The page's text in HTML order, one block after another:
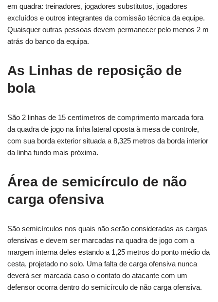
em quadra: treinadores, jogadores substitutos, jogadores
excluídos e outros integrantes da comissão técnica da equipe.
Quaisquer outras pessoas devem permanecer pelo menos 2 m
atrás do banco da equipa.
As Linhas de reposição de
bola
São 2 linhas de 15 centímetros de comprimento marcada fora
da quadra de jogo na linha lateral oposta à mesa de controle,
com sua borda exterior situada a 8,325 metros da borda interior
da linha fundo mais próxima.
Área de semicírculo de não
carga ofensiva
São semicírculos nos quais não serão consideradas as cargas
ofensivas e devem ser marcadas na quadra de jogo com a
margem interna deles estando a 1,25 metros do ponto médio da
cesta, projetado no solo. Uma falta de carga ofensiva nunca
deverá ser marcada caso o contato do atacante com um
defensor ocorra dentro do semicírculo de não carga ofensiva.